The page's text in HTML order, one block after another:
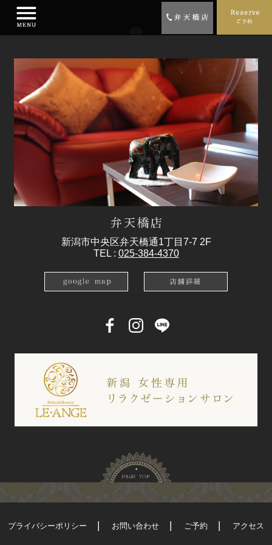
新潟市中央区弁天橋通1丁目7-7 2F
TEL : 025-384-4370
プライバシーポリシー お問い合わせ ご予約 アクセス